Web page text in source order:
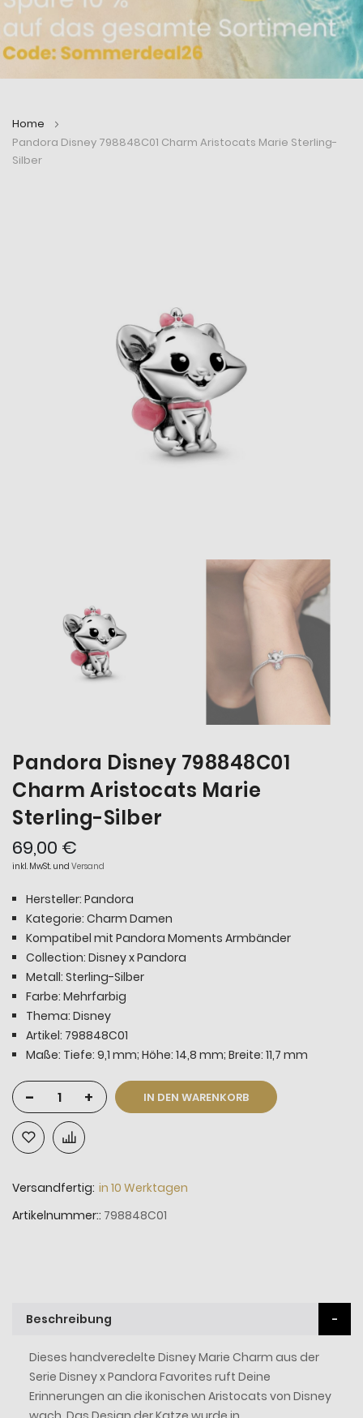
Home
Pandora Disney 798848C01 Charm Aristocats Marie Sterling-
Silber
Pandora Disney 798848C01
Charm Aristocats Marie
Sterling-Silber
69,00 €
inkl. MwSt. und Versand
Hersteller: Pandora
Kategorie: Charm Damen
Kompatibel mit Pandora Moments Armbänder
Collection: Disney x Pandora
Metall: Sterling-Silber
Farbe: Mehrfarbig
Thema: Disney
Artikel: 798848C01
Maße: Tiefe: 9,1 mm; Höhe: 14,8 mm; Breite: 11,7 mm
- + IN DEN WARENKORB
Versandfertig: in 10 Werktagen
Artikelnummer: 798848C01
Beschreibung
Dieses handveredelte Disney Marie Charm aus der
Serie Disney x Pandora Favorites ruft Deine
Erinnerungen an die ikonischen Aristocats von Disney